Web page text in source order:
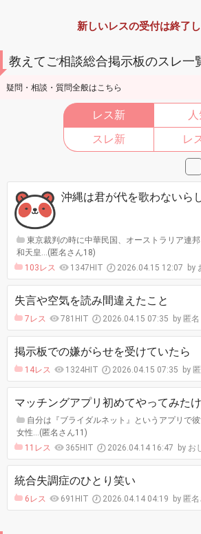
新しいレスの受付は終了
教えてご相談総合掲示板のスレ一
疑問・相談・質問全般はこちら
レス新
スレ新
レ
沖縄は君が代を歌わないら
東京裁判の時に中華民国、オーストラリア連
和天皇…(匿名さん18)
103レス
1347HIT 2026.04.15 12:07
失言や空気を読み間違えたこと
7レス 781HIT 2026.04.15 07:35 匿
掲示板での嫌がらせを受けていたら
14レス 1324HIT 2026.04.15 07:35
マッチングアプリ初めてやってみた
自分は『ブライダルネット』というアプリで
女性…(匿名さん11)
11レス
365HIT 2026.04.14 16:47 お
統合失調症のひとり笑い
6レス 691HIT 2026.04.14 04:19 匿